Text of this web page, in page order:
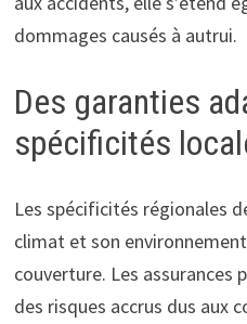
dommages causés à autrui.
Des garanties
spécificités
Les spécificités régionales
climat et son
couverture. Les
des risques accrus dus aux